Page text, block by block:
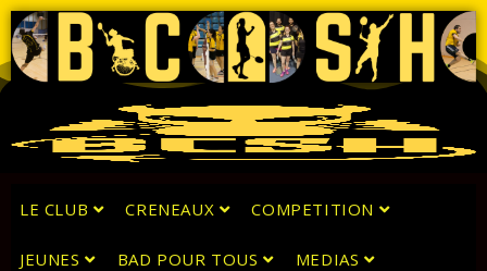
LE CLUB CRENEAUX COMPETITION
JEUNES BAD POUR TOUS MEDIAS